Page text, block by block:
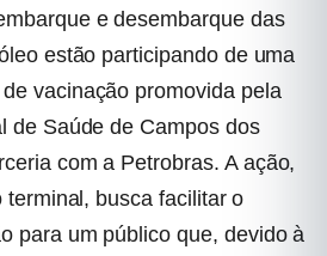
e desembarque das
estão participando de uma
vacinação promovida pela
de Saúde de Campos dos
com a Petrobras. A ação,
terminal, busca facilitar o
para um público que, devido à